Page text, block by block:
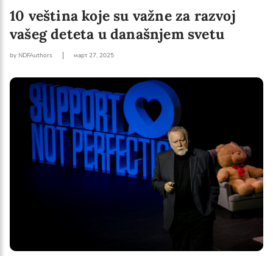
10 veština koje su važne za razvoj
vašeg deteta u današnjem svetu
by NDFAuthors март 27, 2025